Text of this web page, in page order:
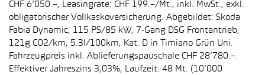
CHF 6’050.–, Leasingrate: CHF 199.–/Mt., inkl. MwSt., exkl.
obligatorischer Vollkaskoversicherung. Abgebildet: Skoda
Fabia Dynamic, 115 PS/85 kW, 7-Gang DSG Frontantrieb,
121g CO2/km, 5.3l/100km, Kat. D in Timiano Grün Uni.
Fahrzeugpreis inkl. Ablieferungspauschale CHF 28’780.–.
Effektiver Jahreszins 3,03%, Laufzeit: 48 Mt. (10’000